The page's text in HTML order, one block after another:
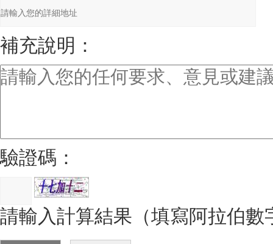
補充說明：
驗證碼：
請輸入計算結果（填寫阿拉伯數